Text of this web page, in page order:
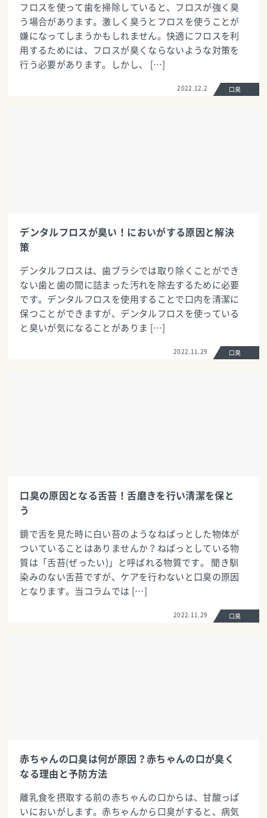
フロスを使って歯を掃除していると、フロスが強く臭
う場合があります。激しく臭うとフロスを使うことが
嫌になってしまうかもしれません。快適にフロスを利
用するためには、フロスが臭くならないような対策を
行う必要があります。しかし、 […]
2022.12.2 口臭
デンタルフロスが臭い！においがする原因と解決
策
デンタルフロスは、歯ブラシでは取り除くことができ
ない歯と歯の間に詰まった汚れを除去するために必要
です。デンタルフロスを使用することで口内を清潔に
保つことができますが、デンタルフロスを使っている
と臭いが気になることがありま […]
2022.11.29 口臭
口臭の原因となる舌苔！舌磨きを行い清潔を保と
う
鏡で舌を見た時に白い苔のようなねばっとした物体が
ついていることはありませんか？ねばっとしている物
質は「舌苔(ぜったい)」と呼ばれる物質です。 聞き馴
染みのない舌苔ですが、ケアを行わないと口臭の原因
となります。当コラムでは […]
2022.11.29 口臭
赤ちゃんの口臭は何が原因？赤ちゃんの口が臭く
なる理由と予防方法
離乳食を摂取する前の赤ちゃんの口からは、甘酸っぱ
いにおいがします。赤ちゃんから口臭がすると、病気